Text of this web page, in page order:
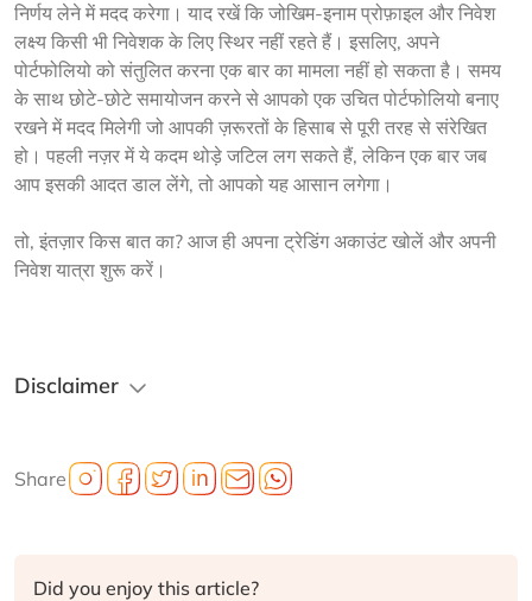
निर्णय लेने में मदद करेगा। याद रखें कि जोखिम-इनाम प्रोफ़ाइल और निवेश
लक्ष्य किसी भी निवेशक के लिए स्थिर नहीं रहते हैं। इसलिए, अपने
पोर्टफोलियो को संतुलित करना एक बार का मामला नहीं हो सकता है। समय
के साथ छोटे-छोटे समायोजन करने से आपको एक उचित पोर्टफोलियो बनाए
रखने में मदद मिलेगी जो आपकी ज़रूरतों के हिसाब से पूरी तरह से संरेखित
हो। पहली नज़र में ये कदम थोड़े जटिल लग सकते हैं, लेकिन एक बार जब
आप इसकी आदत डाल लेंगे, तो आपको यह आसान लगेगा।
तो, इंतज़ार किस बात का? आज ही अपना ट्रेडिंग अकाउंट खोलें और अपनी
निवेश यात्रा शुरू करें।
Disclaimer
Share
Did you enjoy this article?